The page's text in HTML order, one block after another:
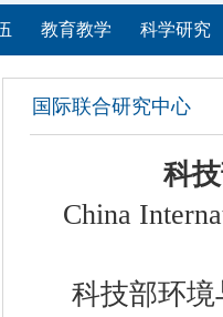
教育教学 科学研究
国际联合研究中心
科
China
科技部环